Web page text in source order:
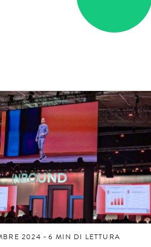
2024 - 6 MIN DI LETTURA